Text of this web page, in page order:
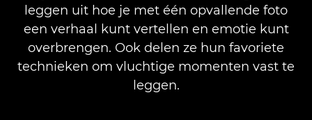
leggen uit hoe je met één opvallende foto
een verhaal kunt vertellen en emotie kunt
overbrengen. Ook delen ze hun favoriete
technieken om vluchtige momenten vast te
leggen.